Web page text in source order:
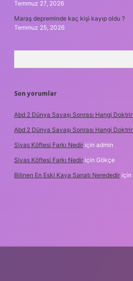
Temmuz 27, 2026
Maraş depreminde kaç kişi kayıp oldu ?
Temmuz 25, 2026
Son yorumlar
Abd 2 Dünya Savaşı Sonrası Hangi
Abd 2 Dünya Savaşı Sonrası Hangi
Sivas Köftesi Farkı Nedir için admin
Sivas Köftesi Farkı Nedir için Gökçe
Bilinen En Eski Kaya Sanatı Nerededir için